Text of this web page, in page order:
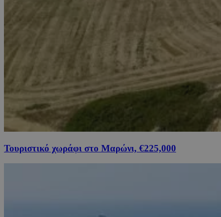
Τουριστικό χωράφι στο Μαρώνι, €225,000